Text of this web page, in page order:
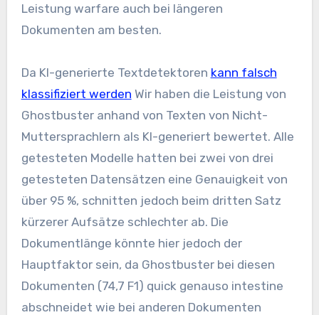
Leistung warfare auch bei längeren
Dokumenten am besten.
Da KI-generierte Textdetektoren kann falsch
klassifiziert werden Wir haben die Leistung von
Ghostbuster anhand von Texten von Nicht-
Muttersprachlern als KI-generiert bewertet. Alle
getesteten Modelle hatten bei zwei von drei
getesteten Datensätzen eine Genauigkeit von
über 95 %, schnitten jedoch beim dritten Satz
kürzerer Aufsätze schlechter ab. Die
Dokumentlänge könnte hier jedoch der
Hauptfaktor sein, da Ghostbuster bei diesen
Dokumenten (74,7 F1) quick genauso intestine
abschneidet wie bei anderen Dokumenten